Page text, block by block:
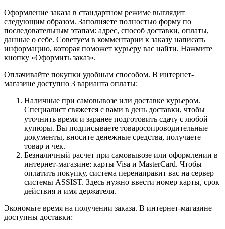
Оформление заказа в стандартном режиме выглядит
следующим образом. Заполняете полностью форму по
последовательным этапам: адрес, способ доставки, оплаты,
данные о себе. Советуем в комментарии к заказу написать
информацию, которая поможет курьеру вас найти. Нажмите
кнопку «Оформить заказ».
Оплачивайте покупки удобным способом. В интернет-
магазине доступно 3 варианта оплаты:
Наличные при самовывозе или доставке курьером.
Специалист свяжется с вами в день доставки, чтобы
уточнить время и заранее подготовить сдачу с любой
купюры. Вы подписываете товаросопроводительные
документы, вносите денежные средства, получаете
товар и чек.
Безналичный расчет при самовывозе или оформлении в
интернет-магазине: карты Visa и MasterCard. Чтобы
оплатить покупку, система перенаправит вас на сервер
системы ASSIST. Здесь нужно ввести номер карты, срок
действия и имя держателя.
Экономьте время на получении заказа. В интернет-магазине
доступны доставки: